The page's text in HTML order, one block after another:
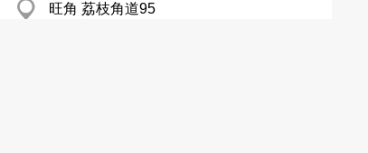
旺角 荔枝角道95